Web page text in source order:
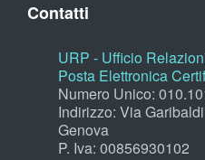
Contatti
URP - Ufficio
Posta Elettronica
Numero Unico:
Indirizzo: Via
Genova
P. Iva: 00856930102